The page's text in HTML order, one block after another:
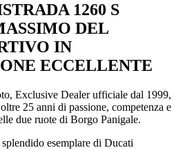
1260 S
DEL
IN
ECCELLENTE
Exclusive Dealer ufficiale dal 1999,
25 anni di passione, competenza e
due ruote di Borgo Panigale.
esemplare di Ducati